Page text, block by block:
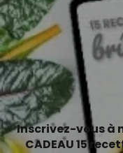
Inscrivez-vous à
CADEAU 15